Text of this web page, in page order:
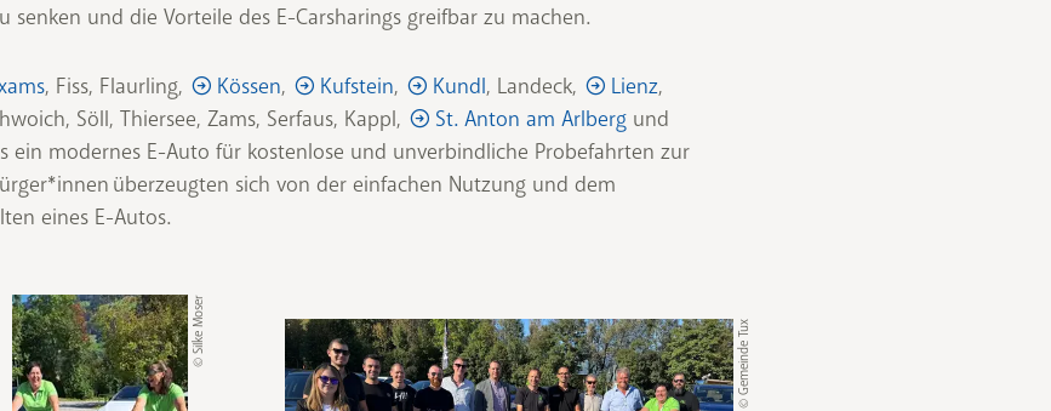
senken und die Vorteile des E-Carsharings greifbar zu machen.
, Fiss, Flaurling, Kössen, Kufstein, Kundl, Landeck, Lienz,
Söll, Thiersee, Zams, Serfaus, Kappl,
St. Anton am Arlberg und
ein modernes E-Auto für kostenlose und unverbindliche Probefahrten zur
überzeugten sich von der einfachen Nutzung und dem
eines E-Autos.
© Silke Moser © Gemeinde Tux